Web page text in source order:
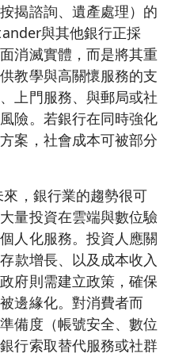
揭諮詢、遺產處理）的
與其他銀行正採
消滅實體，而是將其重
教學與高關懷服務的支
上門服務、與郵局或社
險。若銀行在同時強化
案，社會成本可被部分
，銀行業的趨勢很可
量投資在雲端與數位驗
人化服務。投資人應關
款增長、以及成本收入
府則需建立政策，確保
邊緣化。對消費者而
備度（帳號安全、數位
行索取替代服務或社群